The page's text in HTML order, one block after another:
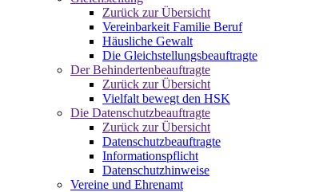
Zurück zur Übersicht
Vereinbarkeit Familie Beruf
Häusliche Gewalt
Die Gleichstellungsbeauftragte
Der Behindertenbeauftragte
Zurück zur Übersicht
Vielfalt bewegt den HSK
Die Datenschutzbeauftragte
Zurück zur Übersicht
Datenschutzbeauftragte
Informationspflicht
Datenschutzhinweise
Vereine und Ehrenamt